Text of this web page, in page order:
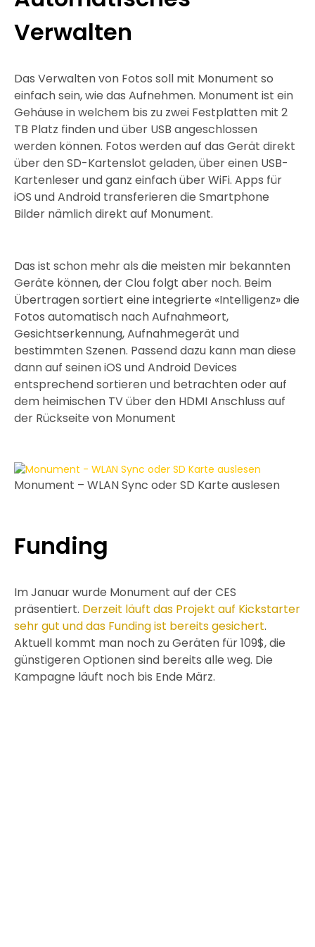
Verwalten
Das Verwalten von Fotos soll mit Monument so
einfach sein, wie das Aufnehmen. Monument ist ein
Gehäuse in welchem bis zu zwei Festplatten mit 2
TB Platz finden und über USB angeschlossen
werden können. Fotos werden auf das Gerät direkt
über den SD-Kartenslot geladen, über einen USB-
Kartenleser und ganz einfach über WiFi. Apps für
iOS und Android transferieren die Smartphone
Bilder nämlich direkt auf Monument.
Das ist schon mehr als die meisten mir bekannten
Geräte können, der Clou folgt aber noch. Beim
Übertragen sortiert eine integrierte «Intelligenz» die
Fotos automatisch nach Aufnahmeort,
Gesichtserkennung, Aufnahmegerät und
bestimmten Szenen. Passend dazu kann man diese
dann auf seinen iOS und Android Devices
entsprechend sortieren und betrachten oder auf
dem heimischen TV über den HDMI Anschluss auf
der Rückseite von Monument
Monument – WLAN Sync oder SD Karte auslesen
Funding
Im Januar wurde Monument auf der CES
präsentiert. Derzeit läuft das Projekt auf Kickstarter
sehr gut und das Funding ist bereits gesichert.
Aktuell kommt man noch zu Geräten für 109$, die
günstigeren Optionen sind bereits alle weg. Die
Kampagne läuft noch bis Ende März.